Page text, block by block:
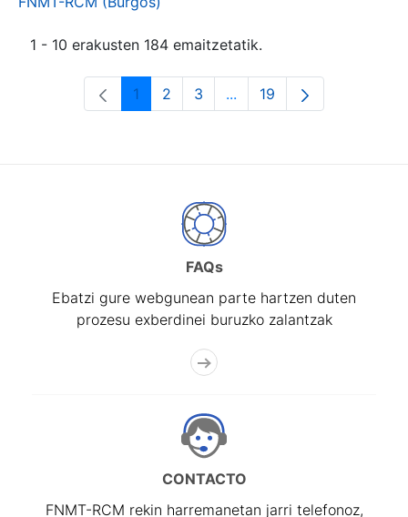
1 - 10 erakusten 184 emaitzetatik.
Orrialdea
1 Orrialdea
2 Orrialdea
3 ...Intermediate Pages Use
Orrialdea
19
FAQs
Ebatzi gure webgunean parte hartzen duten
prozesu exberdinei buruzko zalantzak
CONTACTO
FNMT-RCM rekin harremanetan jarri telefonoz,